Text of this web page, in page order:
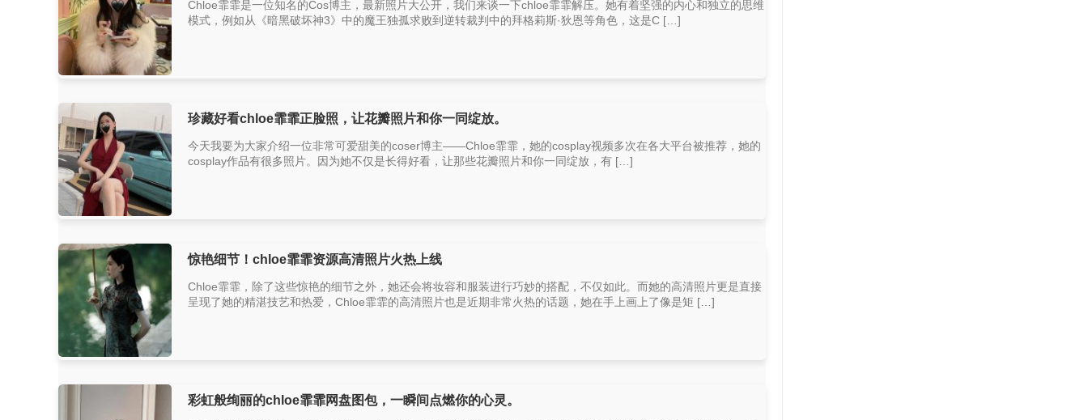
Chloe霏霏是一位知名的Cos博主，最新照片大公开，我们来谈一下chloe霏霏解压。她有着坚强的内心和独立的思维
模式，例如从《暗黑破坏神3》中的魔王独孤求败到逆转裁判中的拜格莉斯·狄恩等角色，这是C […]
珍藏好看chloe霏霏正脸照，让花瓣照片和你一同绽放。
今天我要为大家介绍一位非常可爱甜美的coser博主——Chloe霏霏，她的cosplay视频多次在各大平台被推荐，她的
cosplay作品有很多照片。因为她不仅是长得好看，让那些花瓣照片和你一同绽放，有 […]
惊艳细节！chloe霏霏资源高清照片火热上线
Chloe霏霏，除了这些惊艳的细节之外，她还会将妆容和服装进行巧妙的搭配，不仅如此。而她的高清照片更是直接
呈现了她的精湛技艺和热爱，Chloe霏霏的高清照片也是近期非常火热的话题，她在手上画上了像是矩 […]
彩虹般绚丽的chloe霏霏网盘图包，一瞬间点燃你的心灵。